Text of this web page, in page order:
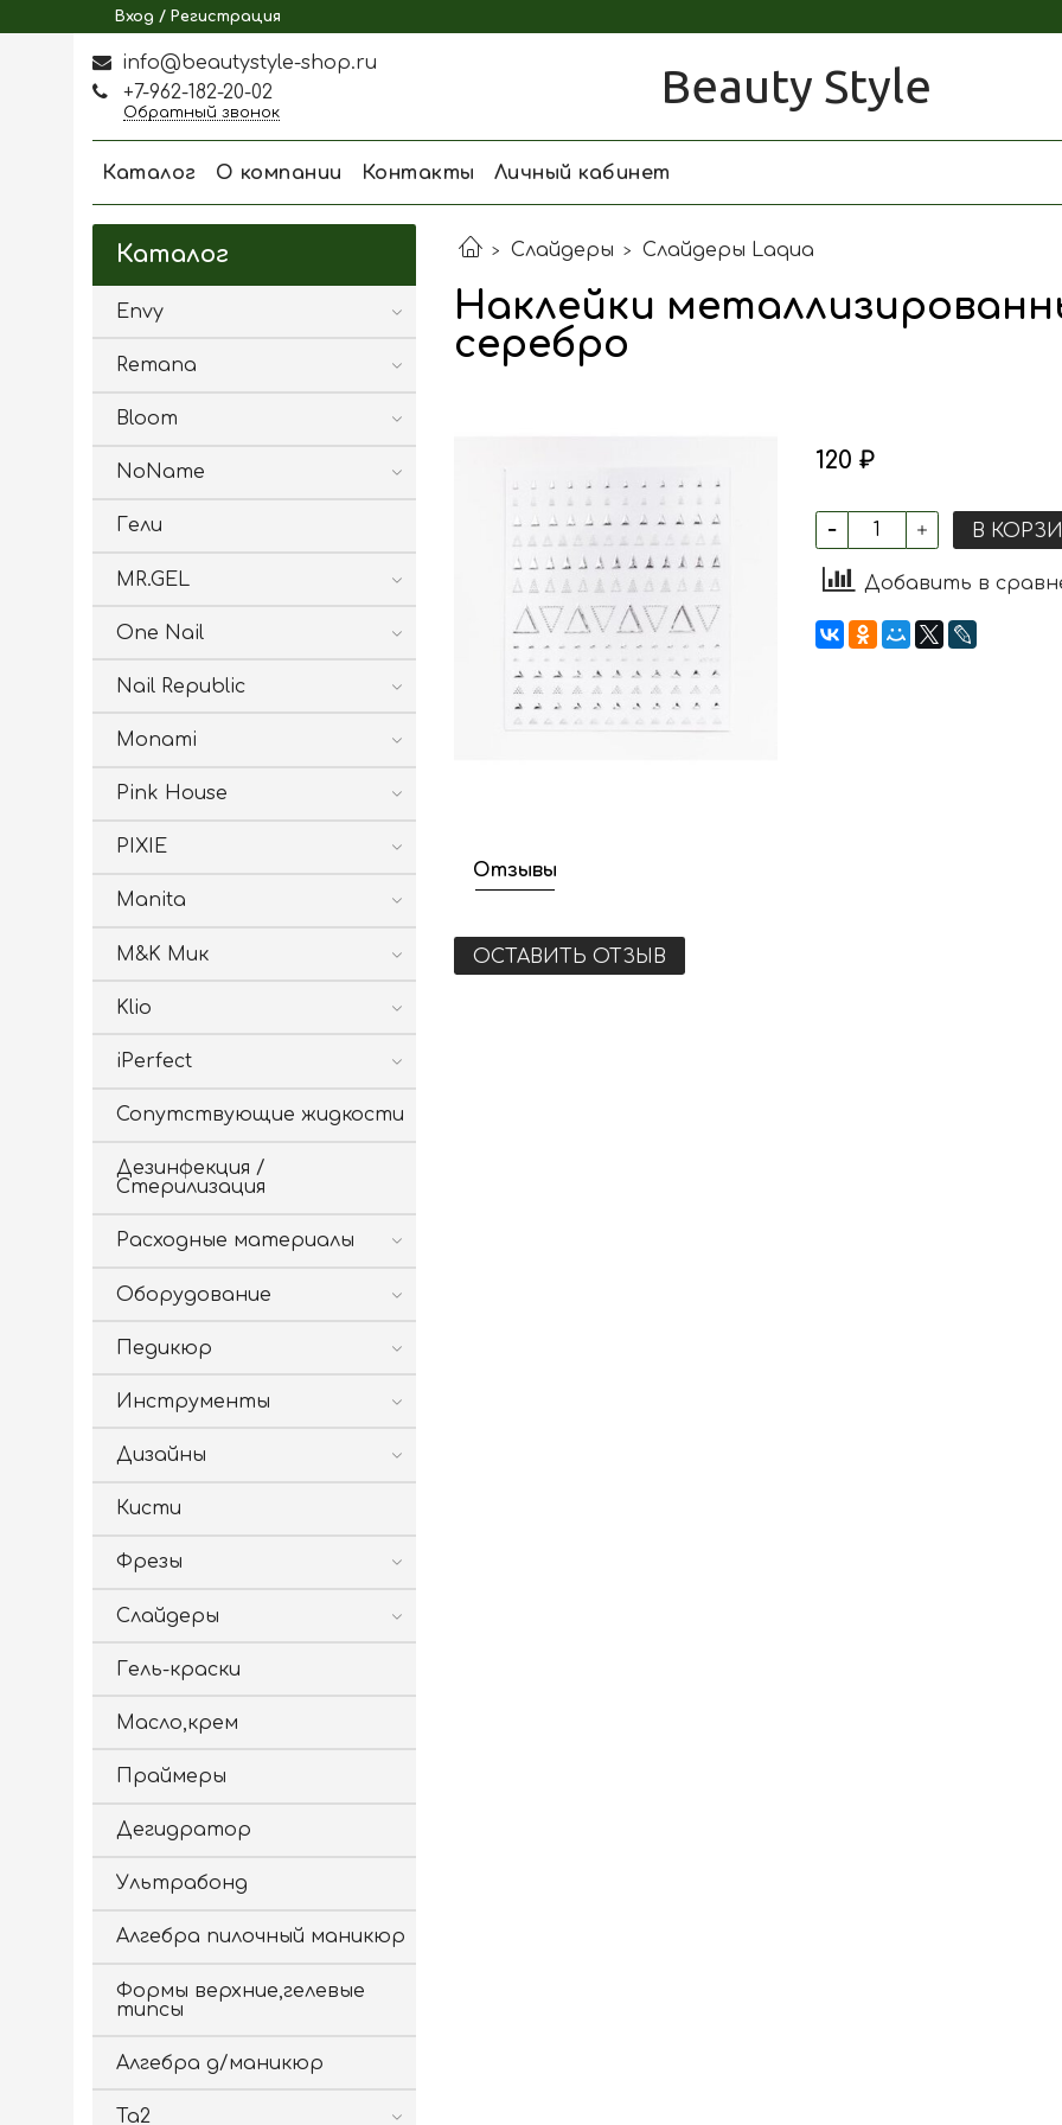
Вход / Регистрация
info@beautystyle-shop.ru
+7-962-182-20-02
Обратный звонок Beauty Style
Каталог О компании Контакты Личный кабинет
Слайдеры Слайдеры Laqua
Наклейки
серебро
120 ₽
В
Добавить в
Отзывы
ОСТАВИТЬ ОТЗЫВ
Каталог
Envy
Remana
Bloom
NoName
Гели
MR.GEL
One Nail
Nail Republic
Monami
Pink House
PIXIE
Manita
M&K Мик
Klio
iPerfect
Сопутствующие жидкости
Дезинфекция /
Стерилизация
Расходные материалы
Оборудование
Педикюр
Инструменты
Дизайны
Кисти
Фрезы
Слайдеры
Гель-краски
Масло,крем
Праймеры
Дегидратор
Ультрабонд
Алгебра пилочный маникюр
Формы верхние,гелевые
типсы
Алгебра д/маникюр
Ta2